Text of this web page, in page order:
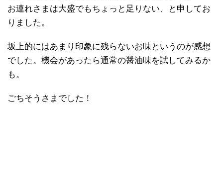
お連れさまは大盛でもちょっと足りない、と申してお
りました。
坂上的にはあまり印象に残らないお味というのが感想
でした。機会があったら通常の醤油味を試してみるか
も。
ごちそうさまでした！